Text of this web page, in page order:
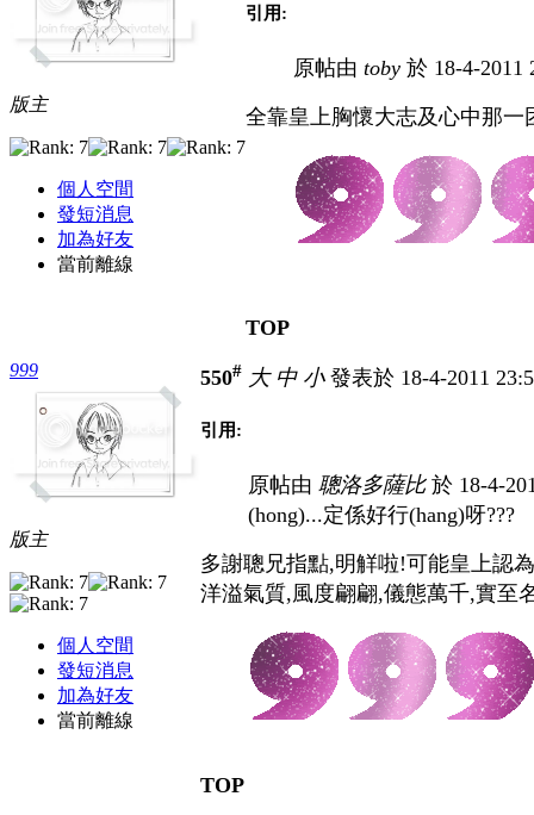
版主
個人空間
發短消息
加為好友
當前離線
引用:
原帖由 toby 於 18-4-2011
全靠皇上胸懷大志及心中那
TOP
999
版主
個人空間
發短消息
加為好友
當前離線
550# 大 中 小發表於 18-4-2011
引用:
原帖由 聰洛多薩比於 18-4-
(hong)...定係好行(hang)呀???
多謝聰兄指點,明觧啦!可能皇上認
洋溢氣質,風度翩翩,儀態萬千,實至
TOP